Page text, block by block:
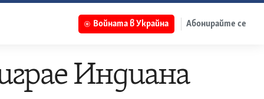
Войната в Украйна Абонирайте се
Индиана